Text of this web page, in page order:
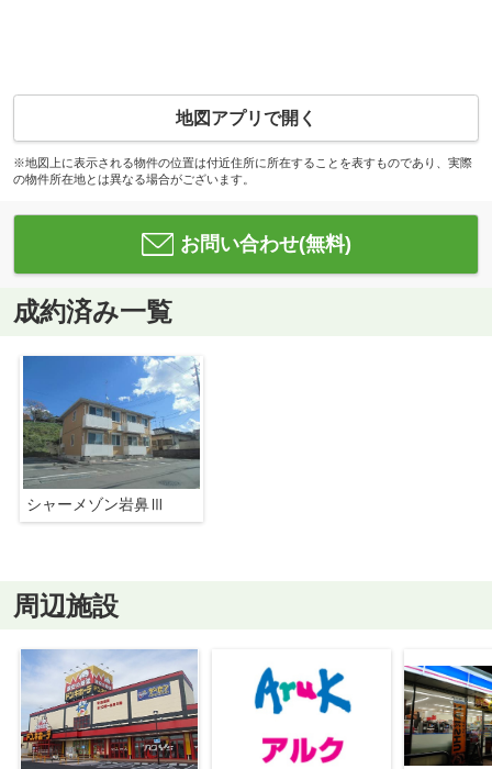
地図アプリで開く
※地図上に表示される物件の位置は付近住所に所在することを表すものであり、実際
の物件所在地とは異なる場合がございます。
お問い合わせ(無料)
成約済み一覧
シャーメゾン岩鼻Ⅲ
周辺施設